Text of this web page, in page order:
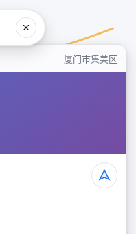
厦门市集美区